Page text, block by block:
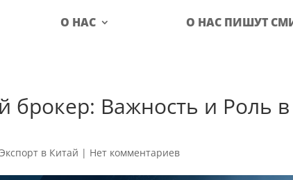
О НАС О НАС ПИШУТ
Важность и Роль в
Экспорт в Китай | Нет комментариев